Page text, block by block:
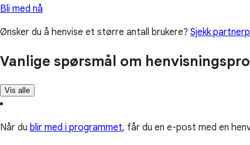
Bli med nå
Ønsker du å henvise et større antall brukere? Sjekk
Vanlige spørsmål om
Vis alle
Når du blir med i programmet, får du en e-post med en